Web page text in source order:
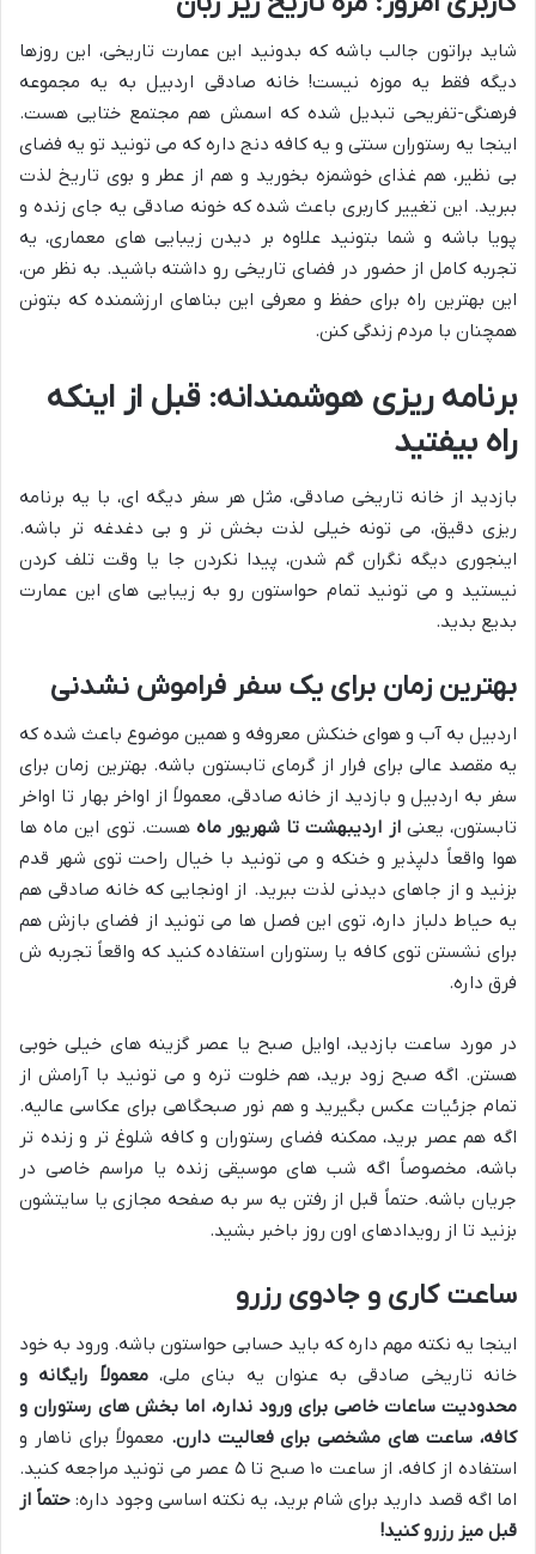
شاید براتون جالب باشه که بدونید این عمارت تاریخی، این روزها
دیگه فقط یه موزه نیست! خانه صادقی اردبیل به یه مجموعه
فرهنگی-تفریحی تبدیل شده که اسمش هم مجتمع ختایی هست.
اینجا یه رستوران سنتی و یه کافه دنج داره که می تونید تو یه فضای
بی نظیر، هم غذای خوشمزه بخورید و هم از عطر و بوی تاریخ لذت
ببرید. این تغییر کاربری باعث شده که خونه صادقی یه جای زنده و
پویا باشه و شما بتونید علاوه بر دیدن زیبایی های معماری، یه
تجربه کامل از حضور در فضای تاریخی رو داشته باشید. به نظر من،
این بهترین راه برای حفظ و معرفی این بناهای ارزشمنده که بتونن
همچنان با مردم زندگی کنن.
برنامه ریزی هوشمندانه: قبل از اینکه
راه بیفتید
بازدید از خانه تاریخی صادقی، مثل هر سفر دیگه ای، با یه برنامه
ریزی دقیق، می تونه خیلی لذت بخش تر و بی دغدغه تر باشه.
اینجوری دیگه نگران گم شدن، پیدا نکردن جا یا وقت تلف کردن
نیستید و می تونید تمام حواستون رو به زیبایی های این عمارت
بدیع بدید.
بهترین زمان برای یک سفر فراموش نشدنی
اردبیل به آب و هوای خنکش معروفه و همین موضوع باعث شده که
یه مقصد عالی برای فرار از گرمای تابستون باشه. بهترین زمان برای
سفر به اردبیل و بازدید از خانه صادقی، معمولاً از اواخر بهار تا اواخر
تابستون، یعنیاز اردیبهشت تا شهریور ماه هست. توی این ماه ها
هوا واقعاً دلپذیر و خنکه و می تونید با خیال راحت توی شهر قدم
بزنید و از جاهای دیدنی لذت ببرید. از اونجایی که خانه صادقی هم
یه حیاط دلباز داره، توی این فصل ها می تونید از فضای بازش هم
برای نشستن توی کافه یا رستوران استفاده کنید که واقعاً تجربه ش
فرق داره.
در مورد ساعت بازدید، اوایل صبح یا عصر گزینه های خیلی خوبی
هستن. اگه صبح زود برید، هم خلوت تره و می تونید با آرامش از
تمام جزئیات عکس بگیرید و هم نور صبحگاهی برای عکاسی عالیه.
اگه هم عصر برید، ممکنه فضای رستوران و کافه شلوغ تر و زنده تر
باشه، مخصوصاً اگه شب های موسیقی زنده یا مراسم خاصی در
جریان باشه. حتماً قبل از رفتن یه سر به صفحه مجازی یا سایتشون
بزنید تا از رویدادهای اون روز باخبر بشید.
ساعت کاری و جادوی رزرو
اینجا یه نکته مهم داره که باید حسابی حواستون باشه. ورود به خود
خانه تاریخی صادقی به عنوان یه بنای ملی،معمولاً رایگانه و
محدودیت ساعات خاصی برای ورود نداره، اما بخش های رستوران و
کافه، ساعت های مشخصی برای فعالیت دارن. معمولاً برای ناهار و
استفاده از کافه، از ساعت ۱۰ صبح تا ۵ عصر می تونید مراجعه کنید.
اما اگه قصد دارید برای شام برید، یه نکته اساسی وجود داره: حتماً از
قبل میز رزرو کنید!